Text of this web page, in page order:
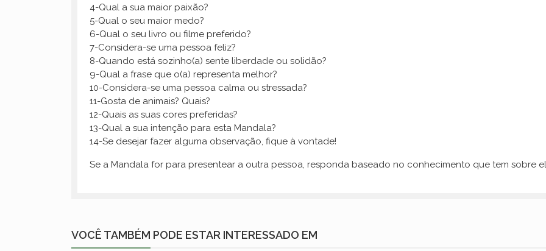
4-Qual a sua maior paixão?
5-Qual o seu maior medo?
6-Qual o seu livro ou filme preferido?
7-Considera-se uma pessoa feliz?
8-Quando está sozinho(a) sente liberdade ou solidão?
9-Qual a frase que o(a) representa melhor?
10-Considera-se uma pessoa calma ou stressada?
11-Gosta de animais? Quais?
12-Quais as suas cores preferidas?
13-Qual a sua intenção para esta Mandala?
14-Se desejar fazer alguma observação, fique à vontade!
Se a Mandala for para presentear a outra pessoa, responda baseado no conhecimento que tem sobre
VOCÊ TAMBÉM PODE ESTAR INTERESSADO EM